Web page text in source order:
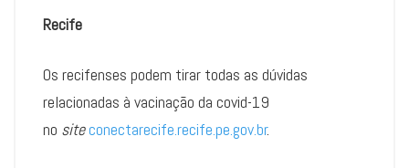
Recife
Os recifenses podem tirar todas as dúvidas
relacionadas à vacinação da covid-19
no siteconectarecife.recife.pe.gov.br.